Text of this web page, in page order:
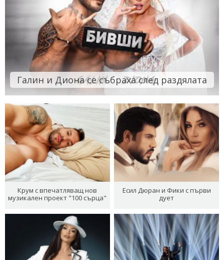
Галин и Диона се събраха след раздялата
Крум с впечатляващ нов
музикален проект "100 сърца"
Есил Дюран и Фики с първи
дует